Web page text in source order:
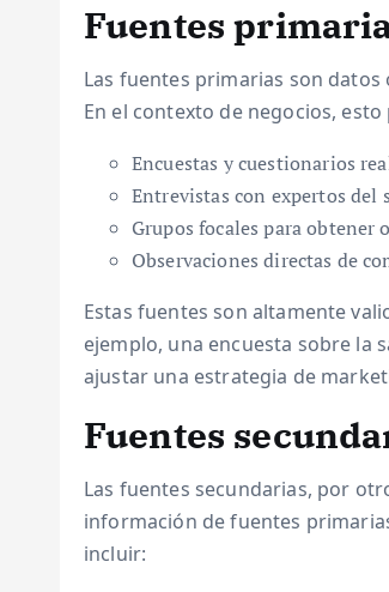
Fuentes
Las fuentes primarias son
En el contexto de negocios,
Encuestas y cuestionarios
Entrevistas con expertos del
Grupos focales para obtener
Observaciones directas de
Estas fuentes son altamente
ejemplo, una encuesta sobre la
ajustar una estrategia de
Fuentes
Las fuentes secundarias, por
información de fuentes
incluir: